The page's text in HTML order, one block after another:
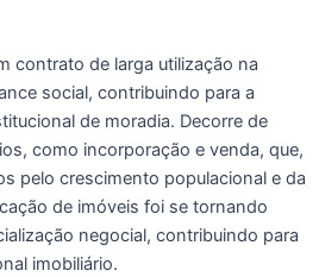
contrato de larga utilização na
social, contribuindo para a
de moradia. Decorre de
como incorporação e venda, que,
pelo crescimento populacional e da
de imóveis foi se tornando
negocial, contribuindo para
imobiliário.